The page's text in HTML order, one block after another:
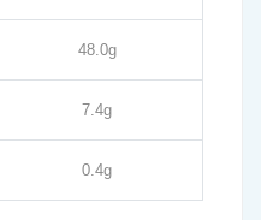
48.0g
7.4g
0.4g